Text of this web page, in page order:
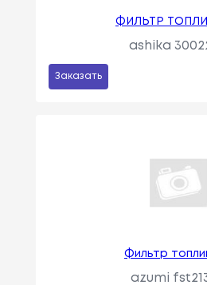
ФИЛЬТР
ashika
Заказать
Фильтр
azumi